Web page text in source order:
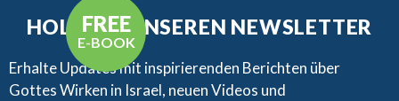
FREE
E-BOOK
HOLE DIR UNSEREN NEWSLETTER
Erhalte Updates mit inspirierenden Berichten über
Gottes Wirken in Israel, neuen Videos und